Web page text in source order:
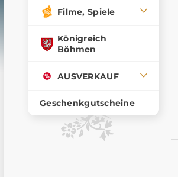
Filme, Spiele
Königreich
Böhmen
AUSVERKAUF
Geschenkgutscheine